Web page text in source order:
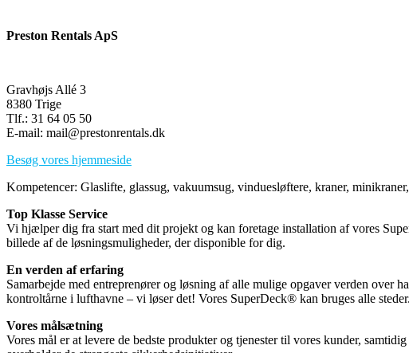
Preston Rentals ApS
Gravhøjs Allé 3
8380 Trige
Tlf.: 31 64 05 50
E-mail: mail@prestonrentals.dk
Besøg vores hjemmeside
Kompetencer: Glaslifte, glassug, vakuumsug, vinduesløftere, kraner,
Top Klasse Service
Vi hjælper dig fra start med dit projekt og kan foretage installation af vores
billede af de løsningsmuligheder, der disponible for dig.
En verden af erfaring
Samarbejde med entreprenører og løsning af alle mulige opgaver verden over
kontroltårne i lufthavne – vi løser det! Vores SuperDeck® kan bruges alle steder.
Vores målsætning
Vores mål er at levere de bedste produkter og tjenester til vores kunder,